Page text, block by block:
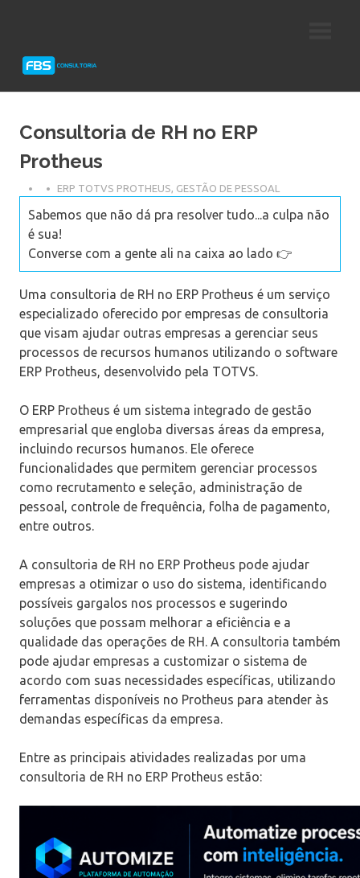
Protheus
Consultoria de RH no ERP
Protheus
ERP TOTVS PROTHEUS, GESTÃO DE PESSOAL
Sabemos que não dá pra resolver tudo...a culpa não
é sua!
Converse com a gente ali na caixa ao lado 👉
Uma consultoria de RH no ERP Protheus é um serviço
especializado oferecido por empresas de consultoria
que visam ajudar outras empresas a gerenciar seus
processos de recursos humanos utilizando o software
ERP Protheus, desenvolvido pela TOTVS.
O ERP Protheus é um sistema integrado de gestão
empresarial que engloba diversas áreas da empresa,
incluindo recursos humanos. Ele oferece
funcionalidades que permitem gerenciar processos
como recrutamento e seleção, administração de
pessoal, controle de frequência, folha de pagamento,
entre outros.
A consultoria de RH no ERP Protheus pode ajudar
empresas a otimizar o uso do sistema, identificando
possíveis gargalos nos processos e sugerindo
soluções que possam melhorar a eficiência e a
qualidade das operações de RH. A consultoria também
pode ajudar empresas a customizar o sistema de
acordo com suas necessidades específicas, utilizando
ferramentas disponíveis no Protheus para atender às
demandas específicas da empresa.
Entre as principais atividades realizadas por uma
consultoria de RH no ERP Protheus estão: